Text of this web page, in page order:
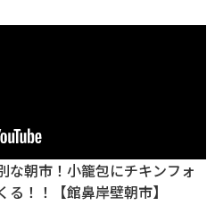
な朝市！小籠包にチキンフォ
！！【館鼻岸壁朝市】